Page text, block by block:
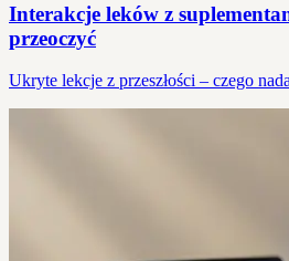
Interakcje leków z
przeoczyć
Ukryte lekcje z przeszłości – czego